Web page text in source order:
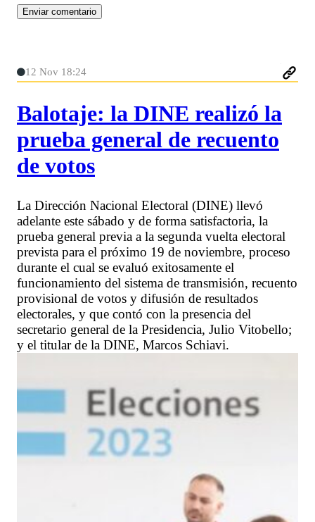
12 Nov 18:24
Balotaje: la DINE realizó la
prueba general de recuento
de votos
La Dirección Nacional Electoral (DINE) llevó
adelante este sábado y de forma satisfactoria, la
prueba general previa a la segunda vuelta electoral
prevista para el próximo 19 de noviembre, proceso
durante el cual se evaluó exitosamente el
funcionamiento del sistema de transmisión, recuento
provisional de votos y difusión de resultados
electorales, y que contó con la presencia del
secretario general de la Presidencia, Julio Vitobello;
y el titular de la DINE, Marcos Schiavi.